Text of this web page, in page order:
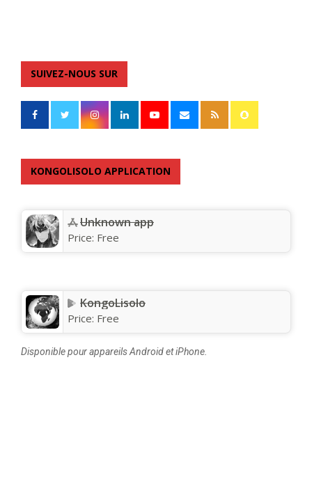
SUIVEZ-NOUS SUR
KONGOLISOLO APPLICATION
Unknown app
Price: Free
KongoLisolo
Price: Free
Disponible pour appareils Android et iPhone.